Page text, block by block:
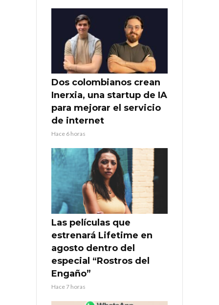
Dos colombianos crean
Inerxia, una startup de IA
para mejorar el servicio
de internet
Hace 6 horas
Las películas que
estrenará Lifetime en
agosto dentro del
especial “Rostros del
Engaño”
Hace 7 horas